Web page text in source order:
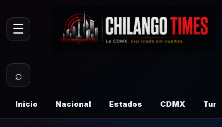
☰
⌕
Inicio Nacional Estados CDMX